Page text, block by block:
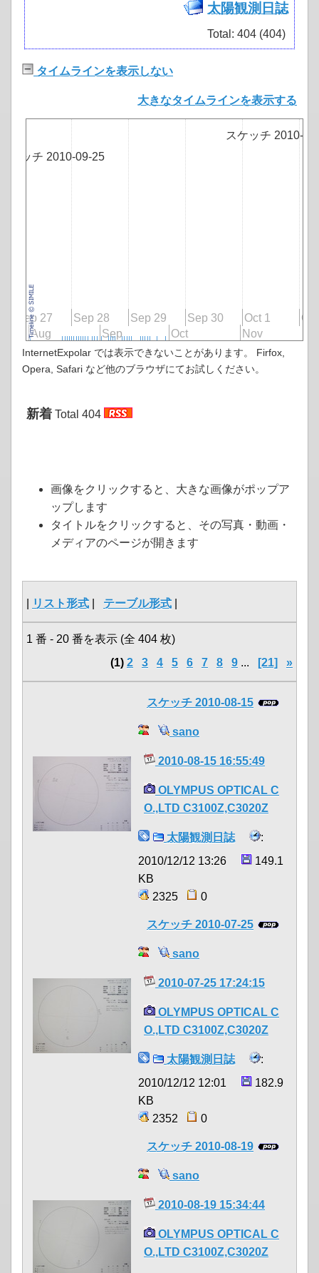
太陽観測日誌
Total: 404 (404)
タイムラインを表示しない
大きなタイムラインを表示する
Sep 27 Sep 28 Sep 29 Sep 30 Oct 1
ケッチ 2010-09-25
スケッチ 2010-
Aug Sep Oct Nov
InternetExpolar では表示できないことがあります。 Firfox,
Opera, Safari など他のブラウザにてお試しください。
新着 Total 404
画像をクリックすると、大きな画像がポップア
ップします
タイトルをクリックすると、その写真・動画・
メディアのページが開きます
リスト形式 テーブル形式
1 番 - 20 番を表示 (全 404 枚)
(1) 2 3 4 5 6 7 8 9 ... [21] »
スケッチ 2010-08-15
sano
2010-08-15 16:55:49
OLYMPUS OPTICAL C
O.,LTD C3100Z,C3020Z
太陽観測日誌
:
2010/12/12 13:26
149.1
KB
2325
0
スケッチ 2010-07-25
sano
2010-07-25 17:24:15
OLYMPUS OPTICAL C
O.,LTD C3100Z,C3020Z
太陽観測日誌
:
2010/12/12 12:01
182.9
KB
2352
0
スケッチ 2010-08-19
sano
2010-08-19 15:34:44
OLYMPUS OPTICAL C
O.,LTD C3100Z,C3020Z